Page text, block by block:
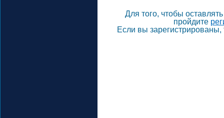
Для того, чтобы
пройдите
Если вы